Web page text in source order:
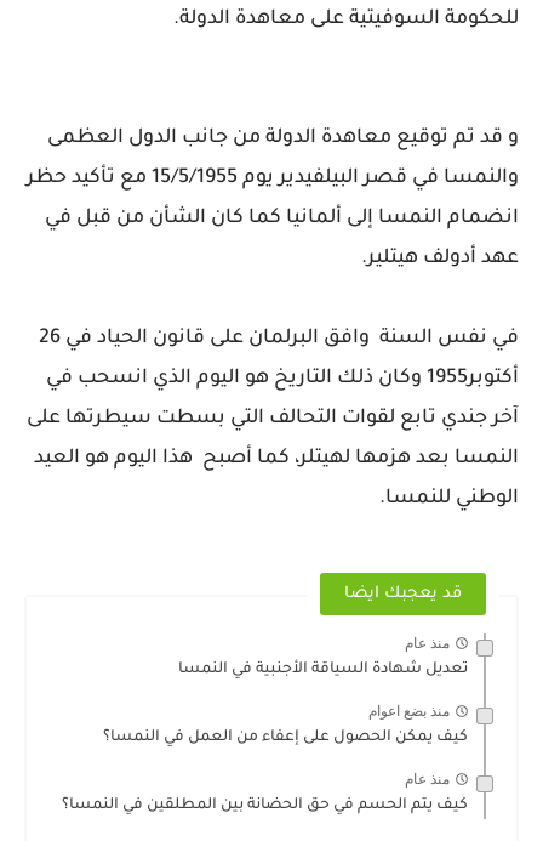
للحكومة السوفيتية على معاهدة الدولة.
و قد تم توقيع معاهدة الدولة من جانب الدول العظمى
والنمسا في قصر البيلفيدير يوم 15/5/1955 مع تأكيد حظر
انضمام النمسا إلى ألمانيا كما كان الشأن من قبل في
عهد أدولف هيتلير.
في نفس السنة وافق البرلمان على قانون الحياد في 26
أكتوبر1955 وكان ذلك التاريخ هو اليوم الذي انسحب في
آخر جندي تابع لقوات التحالف التي بسطت سيطرتها على
النمسا بعد هزمها لهيتلر، كما أصبح هذا اليوم هو العيد
الوطني للنمسا.
قد يعجبك ايضا
منذ عام
تعديل شهادة السياقة الأجنبية في النمسا
منذ بضع اعوام
كيف يمكن الحصول على إعفاء من العمل في النمسا؟
منذ عام
كيف يتم الحسم في حق الحضانة بين المطلقين في النمسا؟